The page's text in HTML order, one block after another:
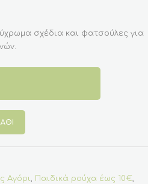
σχέδια και φατσούλες για
Αγόρι, Παιδικά ρούχα έως 10€,